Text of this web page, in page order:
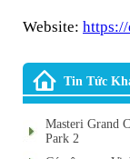
Website:
Tin Tức
Masteri Grand
Park 2